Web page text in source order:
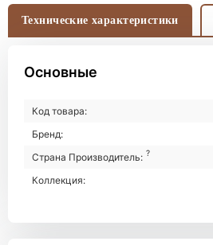
Технические характеристики
Основные
Код товара:
Бренд:
Страна Производитель: ?
Коллекция: